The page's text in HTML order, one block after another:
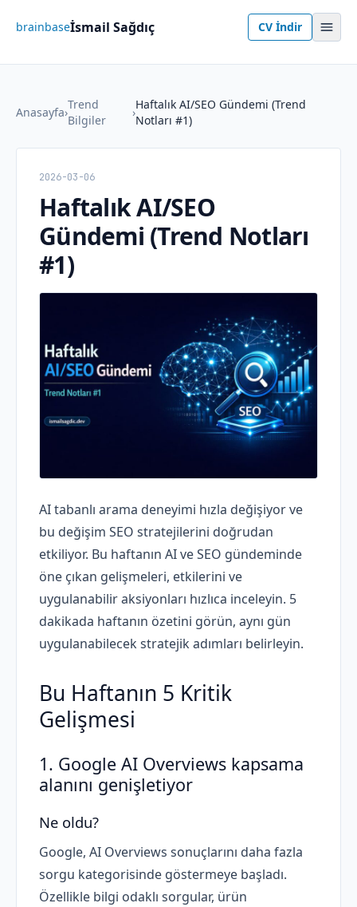
brainbaseİsmail Sağdıç CV İndir
Anasayfa›
Trend
Bilgiler
›
Haftalık AI/SEO Gündemi (Trend
Notları #1)
2026-03-06
Haftalık AI/SEO
Gündemi (Trend Notları
#1)
AI tabanlı arama deneyimi hızla değişiyor ve
bu değişim SEO stratejilerini doğrudan
etkiliyor. Bu haftanın AI ve SEO gündeminde
öne çıkan gelişmeleri, etkilerini ve
uygulanabilir aksiyonları hızlıca inceleyin. 5
dakikada haftanın özetini görün, aynı gün
uygulanabilecek stratejik adımları belirleyin.
Bu Haftanın 5 Kritik
Gelişmesi
1. Google AI Overviews kapsama
alanını genişletiyor
Ne oldu?
Google, AI Overviews sonuçlarını daha fazla
sorgu kategorisinde göstermeye başladı.
Özellikle bilgi odaklı sorgular, ürün